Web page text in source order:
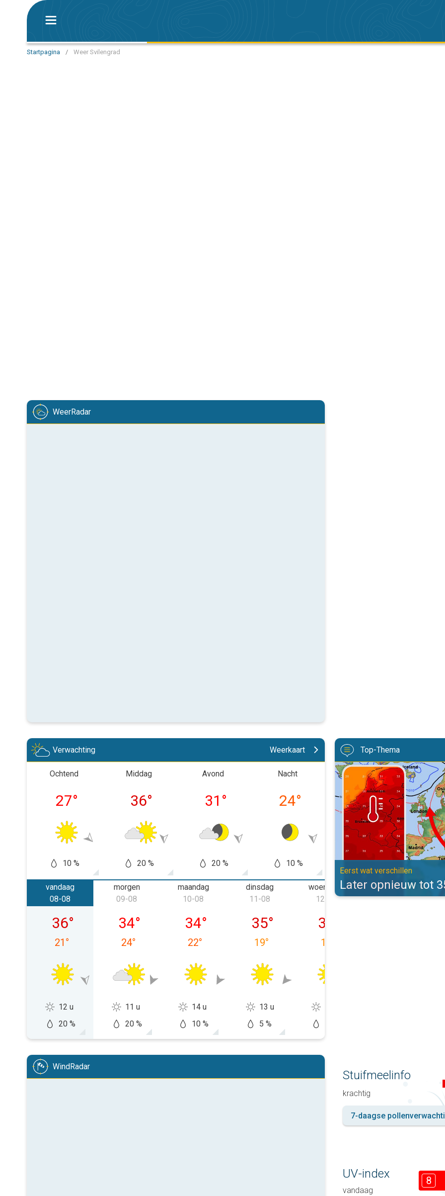
Startpagina / Weer Svilengrad
WeerRadar
Verwachting Weerkaart
Ochtend
27°
10 %
Middag
36°
20 %
Avond
31 °
20 %
Nacht
24°
10 %
Ochtend
27°
20 %
34
vandaag
zaterdag 08-08
08-08
36°
21 °
12 u
20 %
morgen
zondag 09-08
09-08
34°
24°
11 u
20 %
maandag
maandag 10-08
10-08
34°
22°
14 u
10 %
dinsdag
dinsdag 11-08
11-08
35°
19°
13 u
5 %
woensdag
12-08
36
18
donderdag
13-08
Top-Thema
Later opnieuw tot 35 graden.
Eerst wat verschillen
Later opnieuw tot
WindRadar
Stuifmeelinfo
krachtig
7-daagse
UV-index
vandaag
8